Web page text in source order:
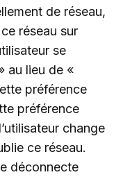
de réseau,
réseau sur
se
au lieu de «
préférence
préférence
change
ce réseau.
déconnecte